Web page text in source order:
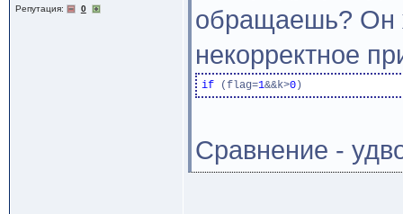
Репутация: 0
обращаешь? Он
некорректное
if (flag=1&&k>0
Сравнение -